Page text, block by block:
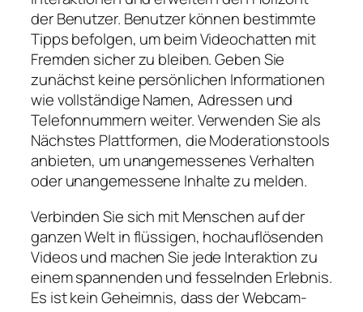
der Benutzer. Benutzer können bestimmte
Tipps befolgen, um beim Videochatten mit
Fremden sicher zu bleiben. Geben Sie
zunächst keine persönlichen Informationen
wie vollständige Namen, Adressen und
Telefonnummern weiter. Verwenden Sie als
Nächstes Plattformen, die Moderationstools
anbieten, um unangemessenes Verhalten
oder unangemessene Inhalte zu melden.
Verbinden Sie sich mit Menschen auf der
ganzen Welt in flüssigen, hochauflösenden
Videos und machen Sie jede Interaktion zu
einem spannenden und fesselnden Erlebnis.
Es ist kein Geheimnis, dass der Webcam-